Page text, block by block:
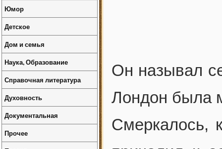
Он называл
Лондон была
Смеркалось,
Юмор
Детское
Дом и семья
Наука, Образование
Справочная литература
Духовность
Документальная
Прочее